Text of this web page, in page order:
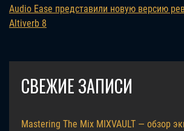
Audio Ease представили новую версию
Altiverb 8
СВЕЖИЕ ЗАПИСИ
Mastering The Mix MIXVAULT — обзор